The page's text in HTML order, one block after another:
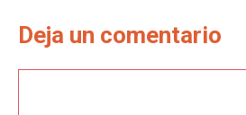
Deja un comentario